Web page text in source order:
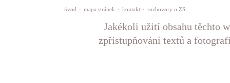
úvod · mapa stránek · kontakt · rozhovory o ZS
Jakékoli užití obsahu těchto
zpřístupňování textů a